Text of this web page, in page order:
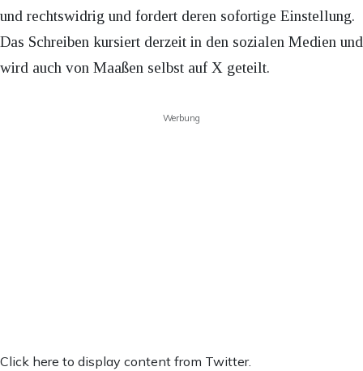
und rechtswidrig und fordert deren sofortige Einstellung.
Das Schreiben kursiert derzeit in den sozialen Medien und
wird auch von Maaßen selbst auf X geteilt.
Werbung
Inhalt
Click here to display content from Twitter.